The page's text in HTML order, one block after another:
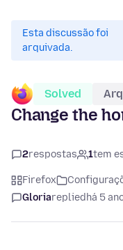
Esta discussão foi
arquivada.
Solved
Change the
2respostas 1tem
Firefox
Gloriareplied há 5